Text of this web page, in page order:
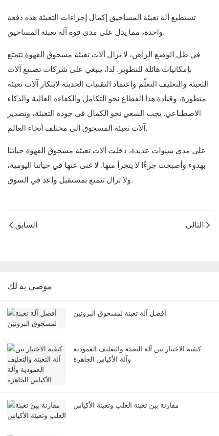
تستطيع آلة تعبئة المساحيق إكمال إجراءات التعبئة هذه دفعة
واحدة، مما يدل على مدى قوة آلة تعبئة المساحيق.
في ظل الوضع الراهن، لا تزال آلات تعبئة مسحوق القهوة تتمتع
بإمكانيات هائلة للتطوير. لذا، ينبغي على شركات تصنيع آلات
التعبئة والتغليف التعلّم واعتماد التقنيات الحديثة لابتكار آلات تعبئة
متطورة، وقيادة هذا القطاع نحو التكامل والكفاءة العالية والذكاء
الاصطناعي. يجب السعي نحو الكمال في جودة التعبئة، وتصدير
آلات تعبئة المسحوق إلى مختلف أنحاء العالم.
على مدى سنوات عديدة، دخلت آلات تعبئة مسحوق القهوة حياتنا
بهدوء وأصبحت جزءًا لا يتجزأ منها. لا غنى عنها في حياتنا اليومية،
ولا تزال تتمتع بمستقبل واعد في السوق.
السابق التالي
موصى به لك
أفضل آلة تعبئة لمسحوق البروتين
كيفية الاختيار بين آلة التعبئة والتغليف العمودية
وآلة الأكياس الجاهزة
مقارنة بين تعبئة العلب وتعبئة الأكياس